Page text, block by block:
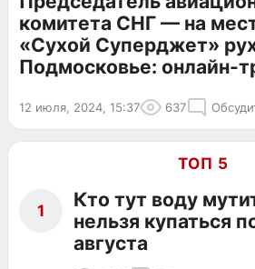
комитета СНГ — на
«Сухой Суперджет»
Подмосковье: онлайн-
12 июля, 2024, 15:37 637
ТОП 5
1
Кто тут воду
нельзя купаться
августа